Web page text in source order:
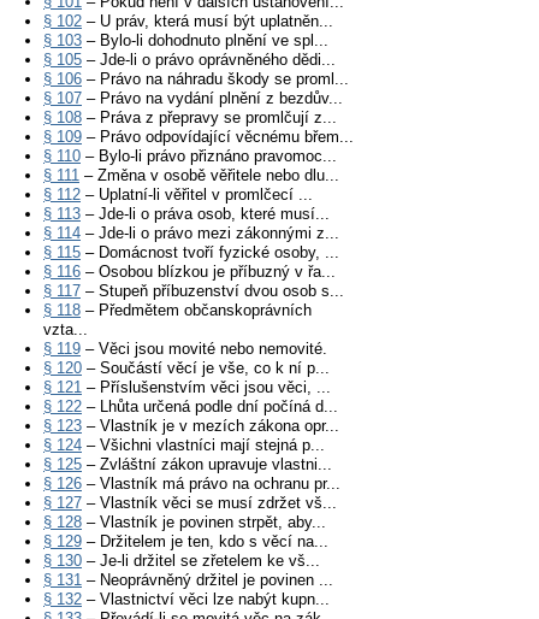
§ 102 – U práv, která musí být uplatněn...
§ 103 – Bylo-li dohodnuto plnění ve spl...
§ 105 – Jde-li o právo oprávněného dědi...
§ 106 – Právo na náhradu škody se proml...
§ 107 – Právo na vydání plnění z bezdův...
§ 108 – Práva z přepravy se promlčují z...
§ 109 – Právo odpovídající věcnému břem...
§ 110 – Bylo-li právo přiznáno pravomoc...
§ 111 – Změna v osobě věřitele nebo dlu...
§ 112 – Uplatní-li věřitel v promlčecí ...
§ 113 – Jde-li o práva osob, které musí...
§ 114 – Jde-li o právo mezi zákonnými z...
§ 115 – Domácnost tvoří fyzické osoby, ...
§ 116 – Osobou blízkou je příbuzný v řa...
§ 117 – Stupeň příbuzenství dvou osob s...
§ 118 – Předmětem občanskoprávních
vzta...
§ 119 – Věci jsou movité nebo nemovité.
§ 120 – Součástí věcí je vše, co k ní p...
§ 121 – Příslušenstvím věci jsou věci, ...
§ 122 – Lhůta určená podle dní počíná d...
§ 123 – Vlastník je v mezích zákona opr...
§ 124 – Všichni vlastníci mají stejná p...
§ 125 – Zvláštní zákon upravuje vlastni...
§ 126 – Vlastník má právo na ochranu pr...
§ 127 – Vlastník věci se musí zdržet vš...
§ 128 – Vlastník je povinen strpět, aby...
§ 129 – Držitelem je ten, kdo s věcí na...
§ 130 – Je-li držitel se zřetelem ke vš...
§ 131 – Neoprávněný držitel je povinen ...
§ 132 – Vlastnictví věci lze nabýt kupn...